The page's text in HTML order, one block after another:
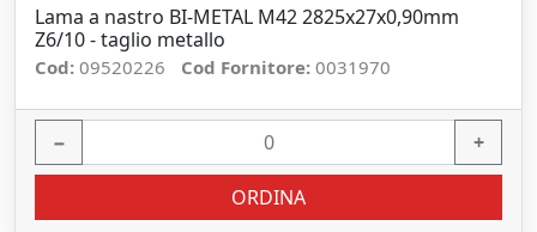
Lama a nastro BI-METAL M42 2825x27x0,90mm
Z6/10 - taglio metallo
Cod: 09520226 Cod Fornitore: 0031970
− +
ORDINA